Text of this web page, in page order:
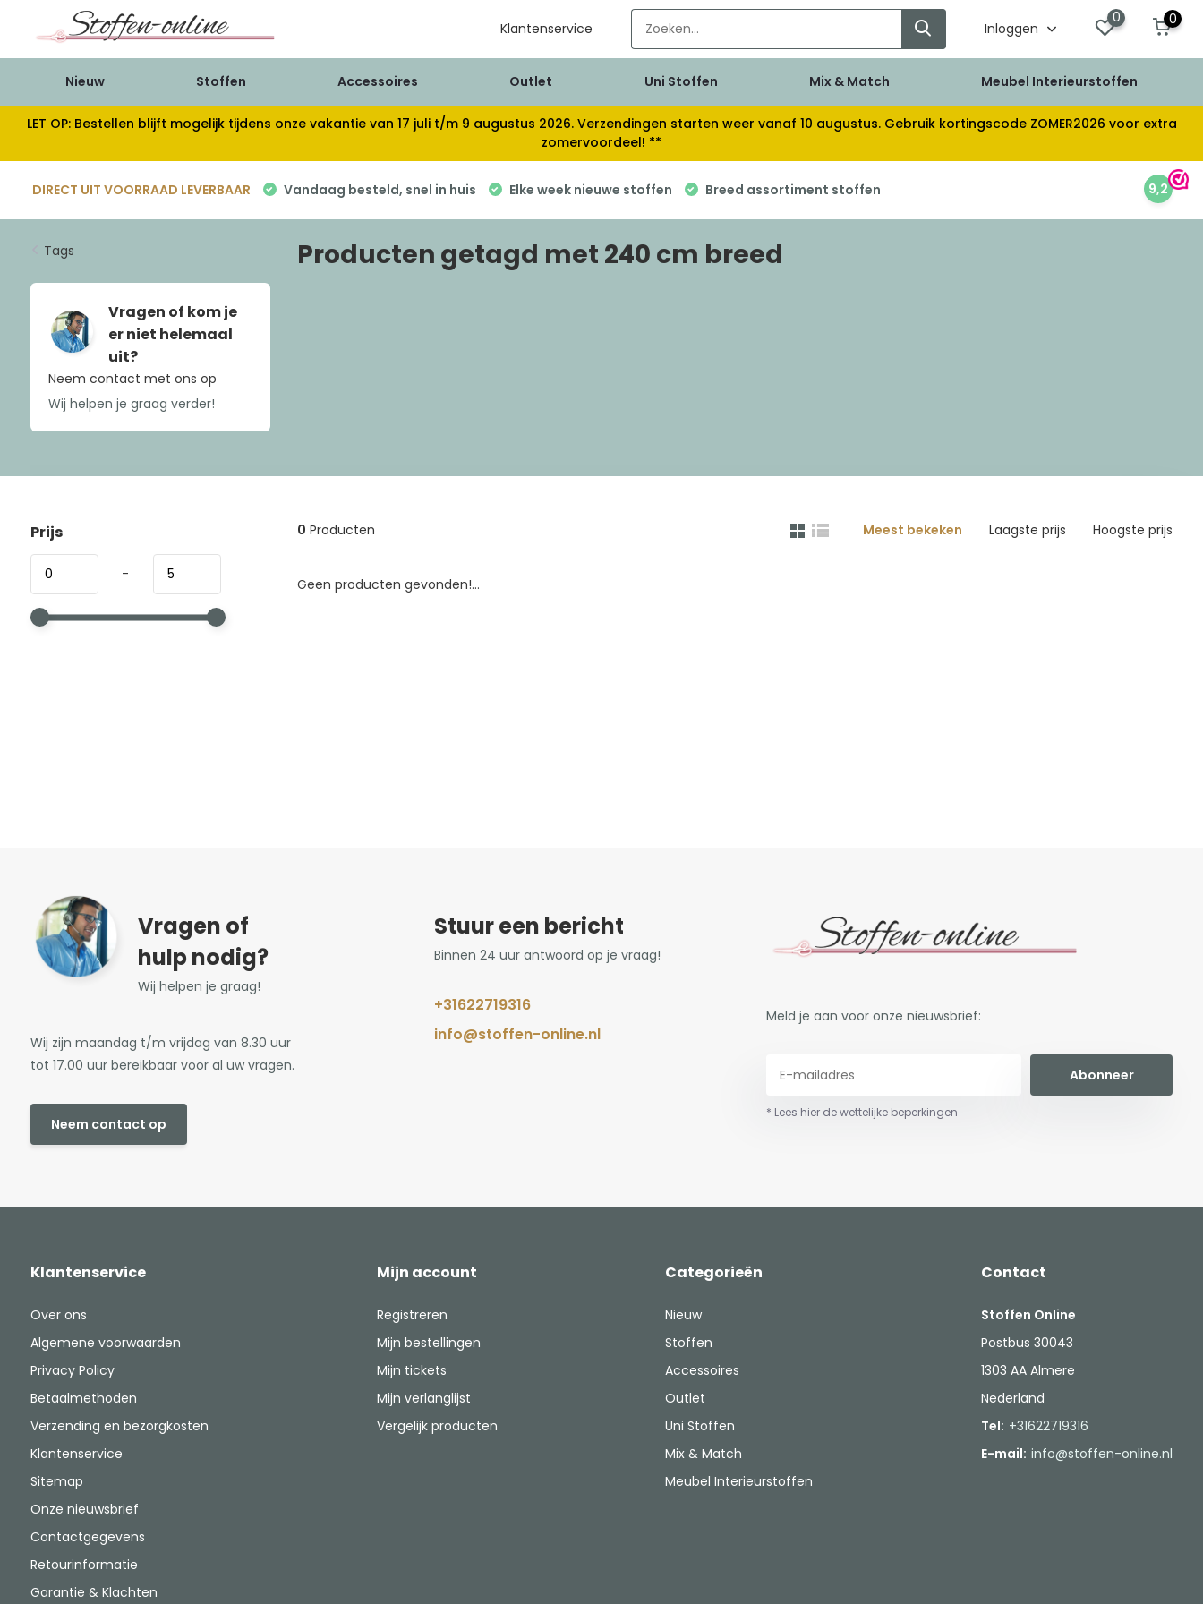
Klantenservice Inloggen
0 0
Nieuw Stoffen Accessoires Outlet Uni Stoffen Mix & Match Meubel Interieurstoffen
LET OP: Bestellen blijft mogelijk tijdens onze vakantie van 17 juli t/m 9 augustus 2026. Verzendingen starten weer vanaf 10 augustus. Gebruik kortingscode ZOMER2026 voor extra
zomervoordeel! **
DIRECT UIT VOORRAAD LEVERBAAR Vandaag besteld, snel in huis Elke week nieuwe stoffen Breed assortiment stoffen 9,2
Tags
Vragen of kom je
er niet helemaal
uit?
Neem contact met ons op
Wij helpen je graag verder!
Producten getagd met 240 cm breed
Prijs
-
0 Producten Meest bekeken Laagste prijs Hoogste prijs
Geen producten gevonden!...
Vragen of
hulp nodig?
Wij helpen je graag!
Wij zijn maandag t/m vrijdag van 8.30 uur
tot 17.00 uur bereikbaar voor al uw vragen.
Neem contact op
Stuur een bericht
Binnen 24 uur antwoord op je vraag!
+31622719316
info@stoffen-online.nl
Meld je aan voor onze nieuwsbrief:
Abonneer
* Lees hier de wettelijke beperkingen
Klantenservice
Over ons
Algemene voorwaarden
Privacy Policy
Betaalmethoden
Verzending en bezorgkosten
Klantenservice
Sitemap
Onze nieuwsbrief
Contactgegevens
Retourinformatie
Garantie & Klachten
Mijn account
Registreren
Mijn bestellingen
Mijn tickets
Mijn verlanglijst
Vergelijk producten
Categorieën
Nieuw
Stoffen
Accessoires
Outlet
Uni Stoffen
Mix & Match
Meubel Interieurstoffen
Contact
Stoffen Online
Postbus 30043
1303 AA Almere
Nederland
Tel: +31622719316
E-mail: info@stoffen-online.nl